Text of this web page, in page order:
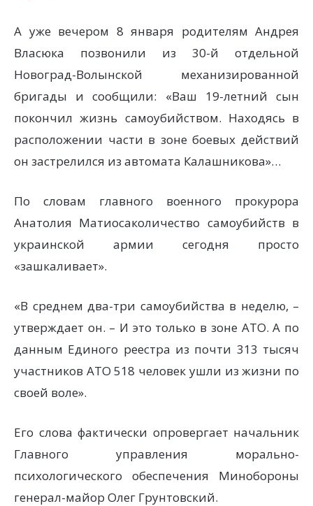
А уже вечером 8 января родителям Андрея
Власюка позвонили из 30-й отдельной
Новоград-Волынской механизированной
бригады и сообщили: «Ваш 19-летний сын
покончил жизнь самоубийством. Находясь в
расположении части в зоне боевых действий
он застрелился из автомата Калашникова»…
По словам главного военного прокурора
Анатолия Матиосаколичество самоубийств в
украинской армии сегодня просто
«зашкаливает».
«В среднем два-три самоубийства в неделю, –
утверждает он. – И это только в зоне АТО. А по
данным Единого реестра из почти 313 тысяч
участников АТО 518 человек ушли из жизни по
своей воле».
Его слова фактически опровергает начальник
Главного управления морально-
психологического обеспечения Минобороны
генерал-майор Олег Грунтовский.